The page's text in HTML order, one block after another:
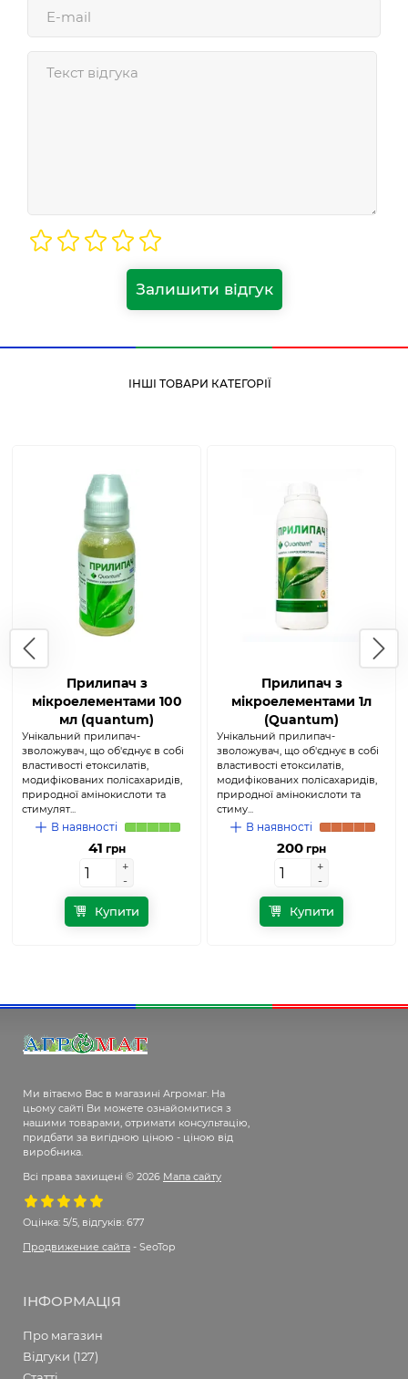
Залишити відгук
ІНШІ ТОВАРИ КАТЕГОРІЇ
Прилипач з
мікроелементами 100
мл (quantum)
Унікальний прилипач-
зволожувач, що об'єднує в собі
властивості етоксилатів,
модифікованих полісахаридів,
природної амінокислоти та
стимулят...
В наявності
41 грн
+
-
+
-
Купити
Прилипач з
мікроелементами 1л
(Quantum)
Унікальний прилипач-
зволожувач, що об'єднує в собі
властивості етоксилатів,
модифікованих полісахаридів,
природної амінокислоти та
стиму...
В наявності
200 грн
+
-
+
-
Купити
Ми вітаємо Вас в магазині Агромаг. На
цьому сайті Ви можете ознайомитися з
нашими товарами, отримати консультацію,
придбати за вигідною ціною - ціною від
виробника.
Всі права захищені © 2026 Мапа сайту
Оцінка: 5/5, відгуків: 677
Продвижение сайта - SeoTop
ІНФОРМАЦІЯ
Про магазин
Відгуки (127)